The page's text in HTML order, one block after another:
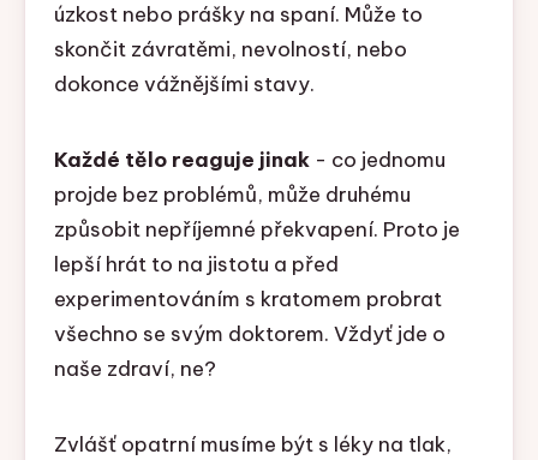
úzkost nebo prášky na spaní. Může to
skončit závratěmi, nevolností, nebo
dokonce vážnějšími stavy.
Každé tělo reaguje jinak- co jednomu
projde bez problémů, může druhému
způsobit nepříjemné překvapení. Proto je
lepší hrát to na jistotu a před
experimentováním s kratomem probrat
všechno se svým doktorem. Vždyť jde o
naše zdraví, ne?
Zvlášť opatrní musíme být s léky na tlak,